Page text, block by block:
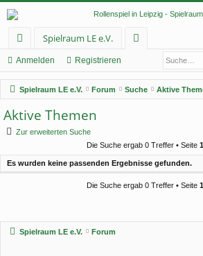
ch
ne
llz
ug
f
Spielraum LE e.V.
en
Anmelden Registrieren
Spielraum LE e.V. Forum Suche Aktive
Aktive Themen
Zur erweiterten Suche
Die Suche ergab 0 Treffer • Seite 1
Es wurden keine passenden Ergebnisse gefunden.
Die Suche ergab 0 Treffer • Seite 1
Spielraum LE e.V. Forum